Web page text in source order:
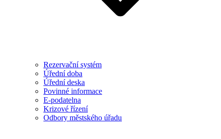
Rezervační systém
Úřední doba
Úřední deska
Povinné informace
E-podatelna
Krizové řízení
Odbory městského úřadu